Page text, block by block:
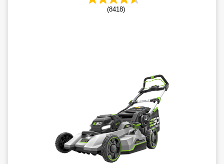
(8418)